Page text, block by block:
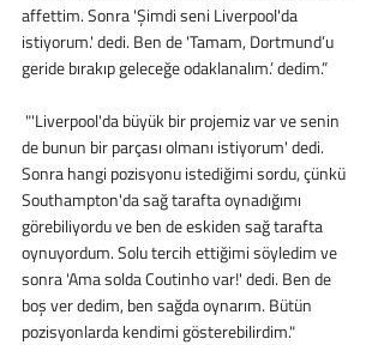
affettim. Sonra 'Şimdi seni Liverpool'da
istiyorum.' dedi. Ben de 'Tamam, Dortmund’u
geride bırakıp geleceğe odaklanalım.’ dedim.”
de bunun bir parçası olmanı istiyorum' dedi.
Sonra hangi pozisyonu istediğimi sordu, çünkü
Southampton'da sağ tarafta oynadığımı
görebiliyordu ve ben de eskiden sağ tarafta
oynuyordum. Solu tercih ettiğimi söyledim ve
sonra 'Ama solda Coutinho var!' dedi. Ben de
boş ver dedim, ben sağda oynarım. Bütün
pozisyonlarda kendimi gösterebilirdim."